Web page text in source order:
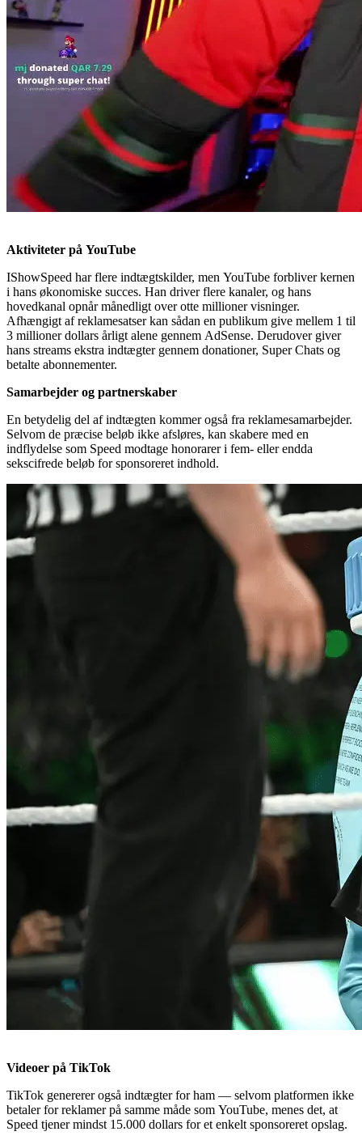
Aktiviteter på YouTube
IShowSpeed har flere indtægtskilder, men YouTube forbliver kernen
i hans økonomiske succes. Han driver flere kanaler, og hans
hovedkanal opnår månedligt over otte millioner visninger.
Afhængigt af reklamesatser kan sådan en publikum give mellem 1 til
3 millioner dollars årligt alene gennem AdSense. Derudover giver
hans streams ekstra indtægter gennem donationer, Super Chats og
betalte abonnementer.
Samarbejder og partnerskaber
En betydelig del af indtægten kommer også fra reklamesamarbejder.
Selvom de præcise beløb ikke afsløres, kan skabere med en
indflydelse som Speed modtage honorarer i fem- eller endda
sekscifrede beløb for sponsoreret indhold.
Videoer på TikTok
TikTok genererer også indtægter for ham — selvom platformen ikke
betaler for reklamer på samme måde som YouTube, menes det, at
Speed tjener mindst 15.000 dollars for et enkelt sponsoreret opslag.